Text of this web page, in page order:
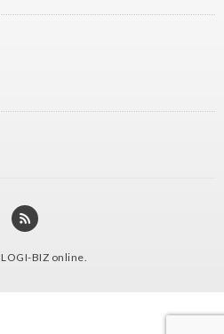
LOGI-BIZ online